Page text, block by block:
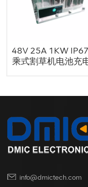
48V 25A 1KW
乘式割草机电池充
info@dmictech.com